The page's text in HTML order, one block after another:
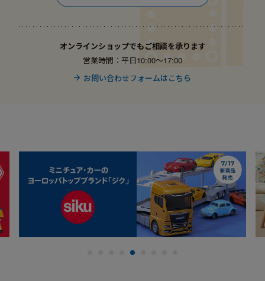
オンラインショップでもご相談を承ります
営業時間：平日10:00〜17:00
お問い合わせフォームはこちら